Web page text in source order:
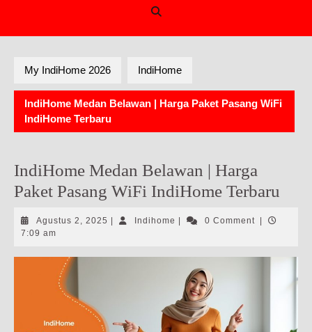
My IndiHome 2026 IndiHome
IndiHome Medan Belawan | Harga Paket Pasang WiFi
IndiHome Terbaru
IndiHome Medan Belawan | Harga
Paket Pasang WiFi IndiHome Terbaru
Agustus 2, 2025 AgustusIndihome Indihome0 Comment
7:09 am